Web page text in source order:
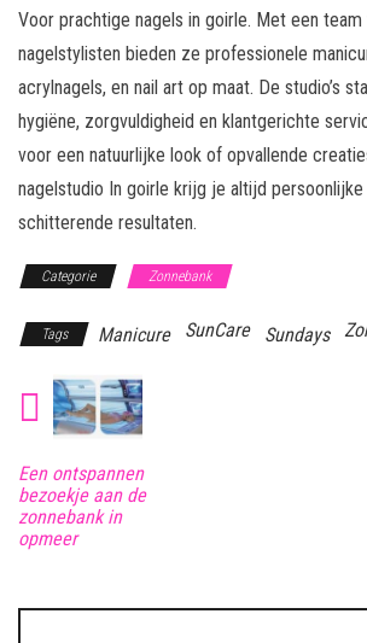
Voor prachtige nagels in goirle. Met een team
nagelstylisten bieden ze professionele
acrylnagels, en nail art op maat. De studio’s
hygiëne, zorgvuldigheid en klantgerichte
voor een natuurlijke look of opvallende
nagelstudio In goirle krijg je altijd persoonlijke
schitterende resultaten.
Categorie Zonnebank
Tags Manicure SunCare Sundays
Een ontspannen
bezoekje aan de
zonnebank in
opmeer